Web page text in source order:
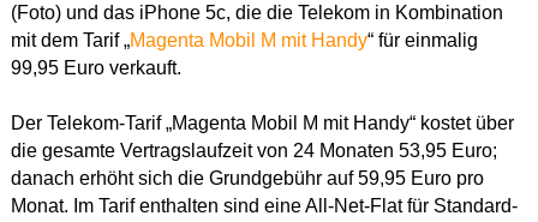
(Foto) und das iPhone 5c, die die Telekom in Kombination
mit dem Tarif „Magenta Mobil M mit Handy“ für einmalig
99,95 Euro verkauft.
Der Telekom-Tarif „Magenta Mobil M mit Handy“ kostet über
die gesamte Vertragslaufzeit von 24 Monaten 53,95 Euro;
danach erhöht sich die Grundgebühr auf 59,95 Euro pro
Monat. Im Tarif enthalten sind eine All-Net-Flat für Standard-